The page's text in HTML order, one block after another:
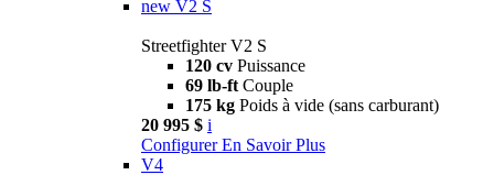
new V2 S
Streetfighter V2 S
120 cv Puissance
69 lb-ft Couple
175 kg Poids à vide (sans carburant)
20 995 $ i
Configurer En Savoir Plus
V4